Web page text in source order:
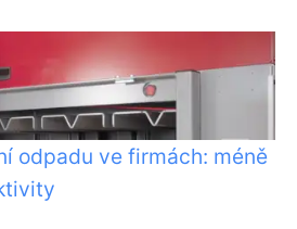
odpadu ve firmách: méně